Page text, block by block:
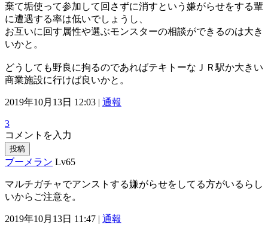
棄て垢使って参加して回さずに消すという嫌がらせをする輩
に遭遇する率は低いでしょうし、
お互いに回す属性や選ぶモンスターの相談ができるのは大き
いかと。
どうしても野良に拘るのであればテキトーなＪＲ駅か大きい
商業施設に行けば良いかと。
2019年10月13日 12:03 | 通報
3
コメントを入力
投稿
ブーメラン Lv65
マルチガチャでアンストする嫌がらせをしてる方がいるらし
いからご注意を。
2019年10月13日 11:47 | 通報